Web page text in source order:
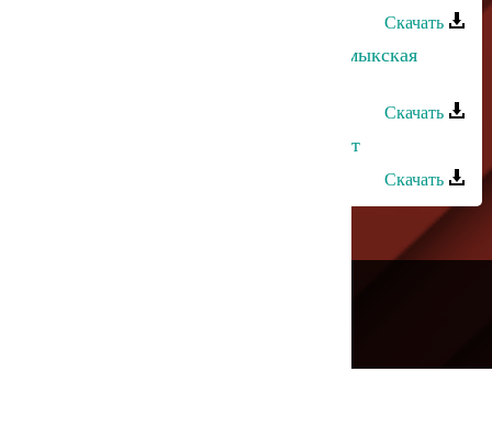
Скачать
Загир Магомедов и Кристина - Кумыкская
Скачать
Дагир Магомедов - Никто не может
Скачать